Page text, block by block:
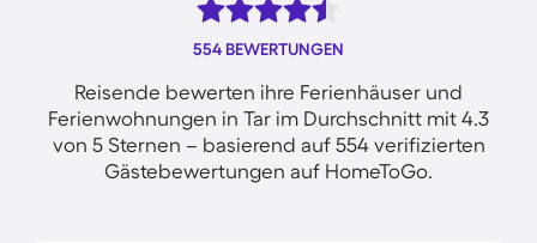
554 BEWERTUNGEN
Reisende bewerten ihre Ferienhäuser und
Ferienwohnungen in Tar im Durchschnitt mit 4.3
von 5 Sternen – basierend auf 554 verifizierten
Gästebewertungen auf HomeToGo.